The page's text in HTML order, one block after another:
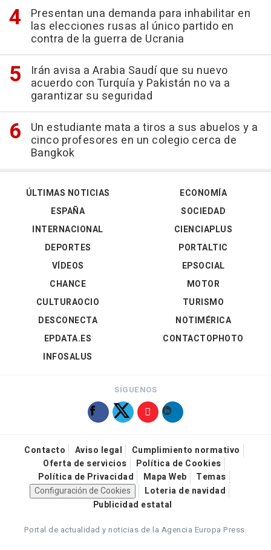
Presentan una demanda para inhabilitar en
las elecciones rusas al único partido en
contra de la guerra de Ucrania
Irán avisa a Arabia Saudí que su nuevo
acuerdo con Turquía y Pakistán no va a
garantizar su seguridad
Un estudiante mata a tiros a sus abuelos y a
cinco profesores en un colegio cerca de
Bangkok
ÚLTIMAS NOTICIAS
ESPAÑA
INTERNACIONAL
DEPORTES
VÍDEOS
ECONOMÍA
SOCIEDAD
CIENCIAPLUS
PORTALTIC
EPSOCIAL
CHANCE
CULTURAOCIO
DESCONECTA
EPDATA.ES
INFOSALUS
MOTOR
TURISMO
NOTIMÉRICA
CONTACTOPHOTO
SÍGUENOS
Contacto Aviso legal
Cumplimiento normativo
Oferta de servicios
Política de Cookies
Política de Privacidad
Mapa Web
Temas
Configuración de Cookies
Loteria de navidad
Publicidad estatal
Portal de actualidad y noticias de la Agencia Europa Press.